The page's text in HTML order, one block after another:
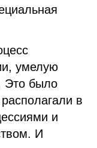
умелую
Это было
в
и
И